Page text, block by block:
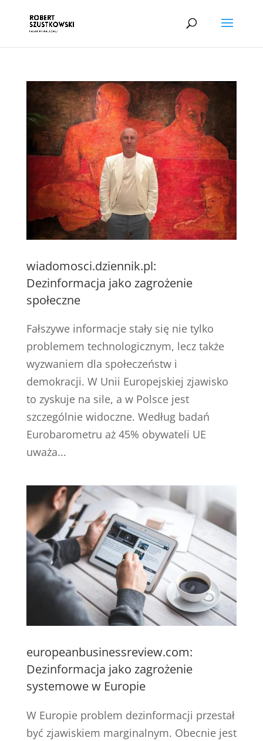
wiadomosci.dziennik.pl:
Dezinformacja jako zagrożenie
społeczne
Fałszywe informacje stały się nie tylko
problemem technologicznym, lecz także
wyzwaniem dla społeczeństw i
demokracji. W Unii Europejskiej zjawisko
to zyskuje na sile, a w Polsce jest
szczególnie widoczne. Według badań
Eurobarometru aż 45% obywateli UE
uważa...
europeanbusinessreview.com:
Dezinformacja jako zagrożenie
systemowe w Europie
W Europie problem dezinformacji przestał
być zjawiskiem marginalnym. Obecnie jest